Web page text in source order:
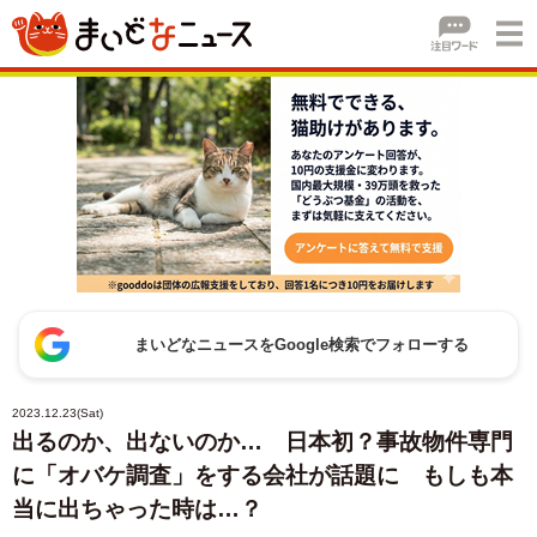
まいどなニュースをGoogle検索でフォローする
2023.12.23(Sat)
出るのか、出ないのか… 日本初？事故物件専門
に「オバケ調査」をする会社が話題に もしも本
当に出ちゃった時は…？